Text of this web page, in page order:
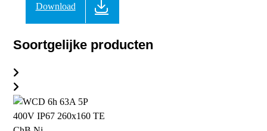
Download
Soortgelijke producten